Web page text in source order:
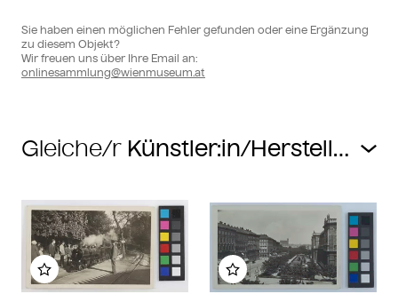
Sie haben einen möglichen Fehler gefunden oder eine Ergänzung
zu diesem Objekt?
Wir freuen uns über Ihre Email an:
onlinesammlung@wienmuseum.at
Gleiche/r
Zu meinem Album hinzufügenZu meinem Album